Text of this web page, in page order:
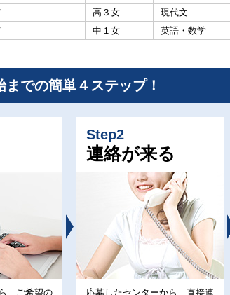
高３女 現代文
中１女 英語・数学
までの簡単４ステップ！
、ご希望の
Step2
連絡が来る
応募したセンターから、直接連